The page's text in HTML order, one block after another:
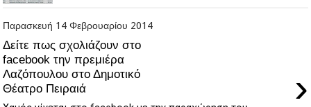
Παρασκευή 14 Φεβρουαρίου 2014
Δείτε πως σχολιάζουν στο
facebook την πρεμιέρα
Λαζόπουλου στο Δημοτικό
Θέατρο Πειραιά
›